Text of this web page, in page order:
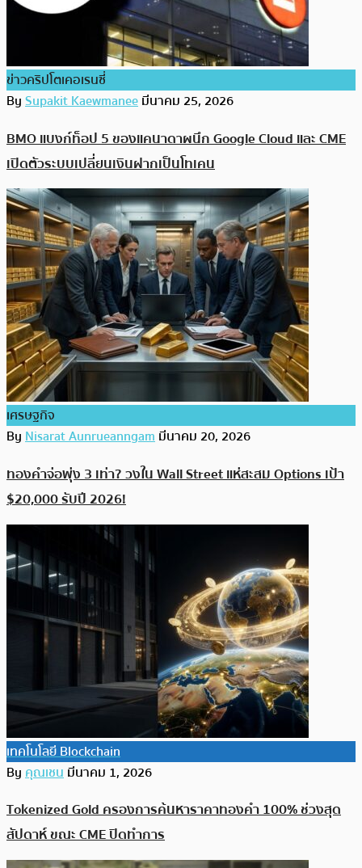
ข่าวคริปโตเคอเรนซี่
BySupakit Kaewmaneeมีนาคม 25, 2026
BMO แบงก์ท็อป 5 ของแคนาดาผนึก Google Cloud และ CME
เปิดตัวระบบเปลี่ยนเงินฝากเป็นโทเคน
เศรษฐกิจ
ByNisarat Aunrueanngamมีนาคม 20, 2026
ทองคำจ่อพุ่ง 3 เท่า? วงใน Wall Street แห่สะสม Options เป้า
$20,000 รับปี 2026!
เทคโนโลยี Blockchain
Byคุณเชนมีนาคม 1, 2026
Tokenized Gold ครองการค้นหาราคาทองคำ 100% ช่วงสุด
สัปดาห์ ขณะ CME ปิดทำการ